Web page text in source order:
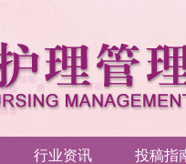
行业资讯 投稿指